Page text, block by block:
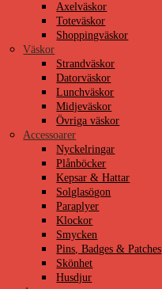
Axelväskor
Toteväskor
Shoppingväskor
Väskor
Strandväskor
Datorväskor
Lunchväskor
Midjeväskor
Övriga väskor
Accessoarer
Nyckelringar
Plånböcker
Kepsar & Hattar
Solglasögon
Paraplyer
Klockor
Smycken
Pins, Badges & Patches
Skönhet
Husdjur